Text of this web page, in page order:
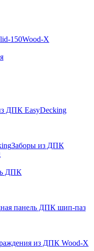
150Wood-X
ДПК EasyDecking
Заборы из ДПК
ДПК
панель ДПК шип-паз
из ДПК Wood-X